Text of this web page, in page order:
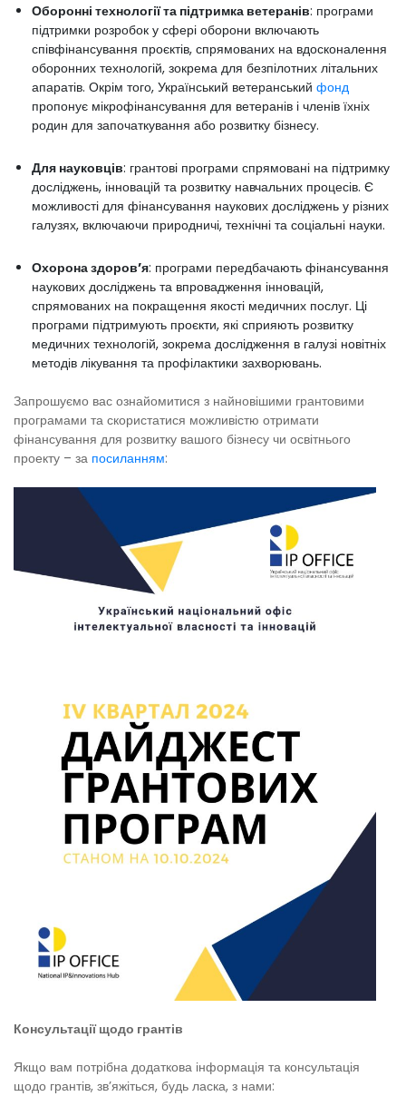
Оборонні технології та підтримка ветеранів: програми
підтримки розробок у сфері оборони включають
співфінансування проєктів, спрямованих на вдосконалення
оборонних технологій, зокрема для безпілотних літальних
апаратів. Окрім того, Український ветеранський фонд
пропонує мікрофінансування для ветеранів і членів їхніх
родин для започаткування або розвитку бізнесу.
Для науковців: грантові програми спрямовані на підтримку
досліджень, інновацій та розвитку навчальних процесів. Є
можливості для фінансування наукових досліджень у різних
галузях, включаючи природничі, технічні та соціальні науки.
Охорона здоров’я: програми передбачають фінансування
наукових досліджень та впровадження інновацій,
спрямованих на покращення якості медичних послуг. Ці
програми підтримують проєкти, які сприяють розвитку
медичних технологій, зокрема дослідження в галузі новітніх
методів лікування та профілактики захворювань.
Запрошуємо вас ознайомитися з найновішими грантовими
програмами та скористатися можливістю отримати
фінансування для розвитку вашого бізнесу чи освітнього
проекту – за посиланням:
Консультації щодо грантів
Якщо вам потрібна додаткова інформація та консультація
щодо грантів, зв’яжіться, будь ласка, з нами: